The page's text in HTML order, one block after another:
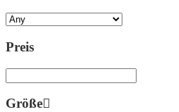
Preis
Größe